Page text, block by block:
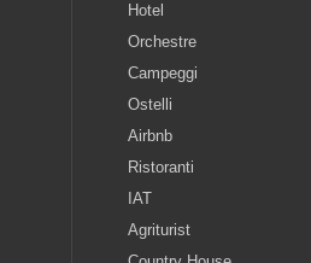
Hotel
Orchestre
Campeggi
Ostelli
Airbnb
Ristoranti
IAT
Agriturist